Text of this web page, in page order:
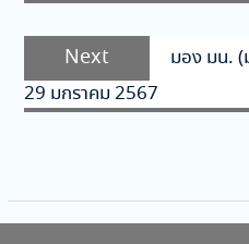
Next
Next
post:
มอง มน. (
29 มกราคม 2567